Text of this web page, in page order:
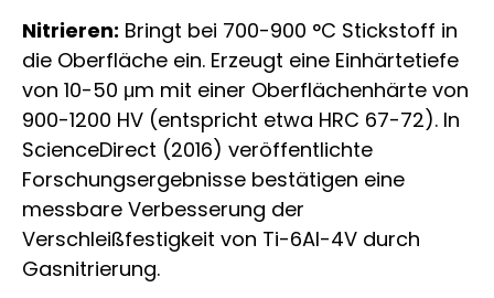
Nitrieren: Bringt bei 700-900 °C Stickstoff in
die Oberfläche ein. Erzeugt eine Einhärtetiefe
von 10-50 μm mit einer Oberflächenhärte von
900-1200 HV (entspricht etwa HRC 67-72). In
ScienceDirect (2016) veröffentlichte
Forschungsergebnisse bestätigen eine
messbare Verbesserung der
Verschleißfestigkeit von Ti-6Al-4V durch
Gasnitrierung.